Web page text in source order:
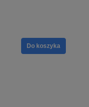
Do koszyka